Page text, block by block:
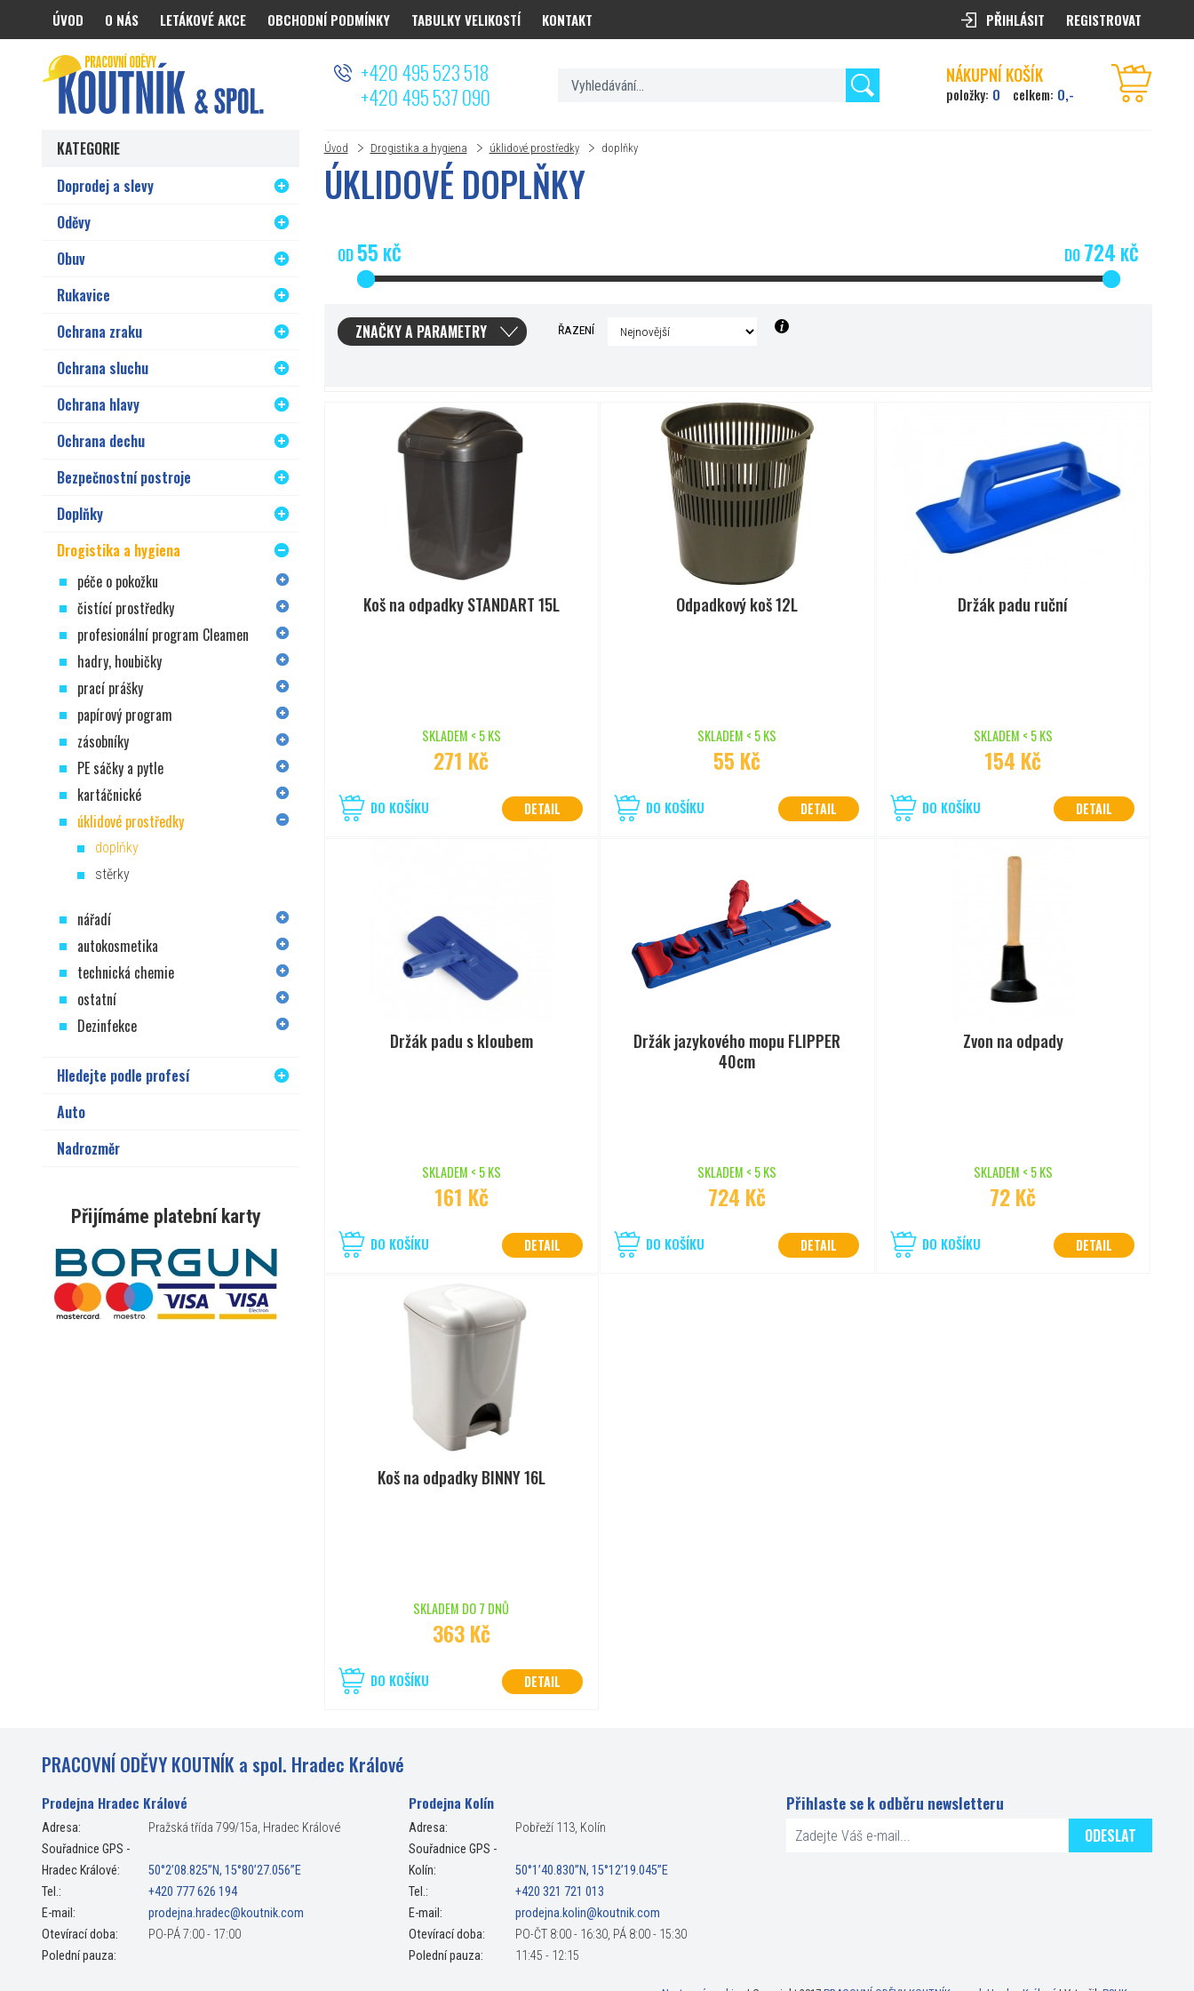
Koutnik.com
Úvod Drogistika a hygiena úklidové prostředky doplňky
ÚKLIDOVÉ DOPLŇKY
OD 55 KČ DO 724 KČ
ZNAČKY A PARAMETRY ŘAZENÍ
Koš na odpadky STANDART 15L
SKLADEM < 5 KS
271 Kč
DETAIL
DO KOŠÍKU
Odpadkový koš 12L
SKLADEM < 5 KS
55 Kč
DETAIL
DO KOŠÍKU
Držák padu ruční
SKLADEM < 5 KS
154 Kč
DETAIL
DO KOŠÍKU
Držák padu s kloubem
SKLADEM < 5 KS
161 Kč
DETAIL
DO KOŠÍKU
Držák jazykového mopu FLIPPER
40cm
SKLADEM < 5 KS
724 Kč
DETAIL
DO KOŠÍKU
Zvon na odpady
SKLADEM < 5 KS
72 Kč
DETAIL
DO KOŠÍKU
Koš na odpadky BINNY 16L
SKLADEM DO 7 DNŮ
363 Kč
DETAIL
DO KOŠÍKU
KATEGORIE
Doprodej a slevy
Oděvy
Obuv
Rukavice
Ochrana zraku
Ochrana sluchu
Ochrana hlavy
Ochrana dechu
Bezpečnostní postroje
Doplňky
Drogistika a hygiena
péče o pokožku
čistící prostředky
profesionální program Cleamen
hadry, houbičky
prací prášky
papírový program
zásobníky
PE sáčky a pytle
kartáčnické
úklidové prostředky
doplňky
stěrky
nářadí
autokosmetika
technická chemie
ostatní
Dezinfekce
Hledejte podle profesí
Auto
Nadrozměr
Přijímáme platební karty
ÚVOD O NÁS LETÁKOVÉ AKCE OBCHODNÍ PODMÍNKY TABULKY VELIKOSTÍ KONTAKT PŘIHLÁSIT REGISTROVAT
+420 495 523 518
+420 495 537 090
NÁKUPNÍ KOŠÍK
položky: 0 celkem: 0,-
PRACOVNÍ ODĚVY KOUTNÍK a spol. Hradec Králové
Prodejna Hradec Králové
Adresa:
Pražská třída 799/15a, Hradec Králové
Souřadnice GPS -
Hradec Králové:
50°2’08.825”N, 15°80’27.056”E
Tel.:
+420 777 626 194
E-mail:
prodejna.hradec@koutnik.com
Otevírací doba:
PO-PÁ 7:00 - 17:00
Polední pauza:
Prodejna Kolín
Adresa:
Pobřeží 113, Kolín
Souřadnice GPS -
Kolín:
50°1’40.830”N, 15°12’19.045”E
Tel.:
+420 321 721 013
E-mail:
prodejna.kolin@koutnik.com
Otevírací doba:
PO-ČT 8:00 - 16:30, PÁ 8:00 - 15:30
Polední pauza:
11:45 - 12:15
Přihlaste se k odběru newsletteru
ODESLAT